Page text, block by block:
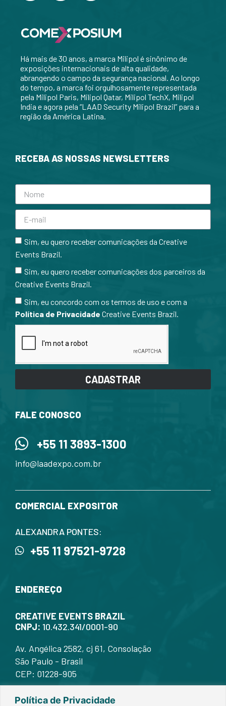
Política de Privacidade
Há mais de 30 anos, a marca Milipol é sinônimo de
exposições internacionais de alta qualidade,
abrangendo o campo da segurança nacional. Ao longo
do tempo, a marca foi orgulhosamente representada
pela Milipol Paris, Milipol Qatar, Milipol TechX, Milipol
India e agora pela “LAAD Security Milipol Brazil” para a
região da América Latina.
RECEBA AS NOSSAS NEWSLETTERS
Sim, eu quero receber comunicações da Creative
Events Brazil.
Sim, eu quero receber comunicações dos parceiros da
Creative Events Brazil.
Sim, eu concordo com os termos de uso e com a
Política de Privacidade Creative Events Brazil.
CADASTRAR
FALE CONOSCO
+55 11 3893-1300
info@laadexpo.com.br
COMERCIAL EXPOSITOR
ALEXANDRA PONTES:
+55 11 97521-9728
ENDEREÇO
CREATIVE EVENTS BRAZIL
CNPJ: 10.432.341/0001-90
Av. Angélica 2582, cj 61, Consolação
São Paulo - Brasil
CEP: 01228-905